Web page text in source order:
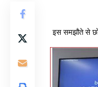
इस समझौते से